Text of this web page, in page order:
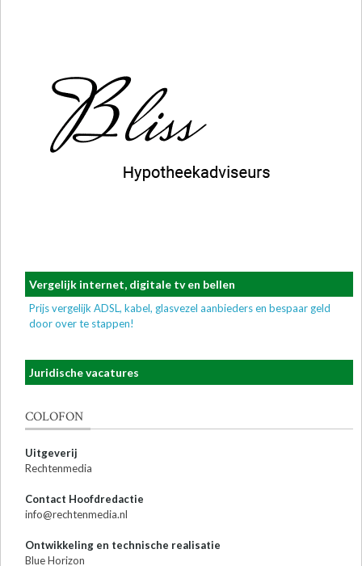
Vergelijk internet, digitale tv en bellen
Prijs vergelijk ADSL, kabel, glasvezel aanbieders en bespaar geld
door over te stappen!
Juridische vacatures
COLOFON
Uitgeverij
Rechtenmedia
Contact Hoofdredactie
info@rechtenmedia.nl
Ontwikkeling en technische realisatie
Blue Horizon